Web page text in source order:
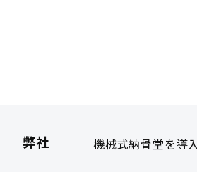
弊社 機械式納骨堂を導